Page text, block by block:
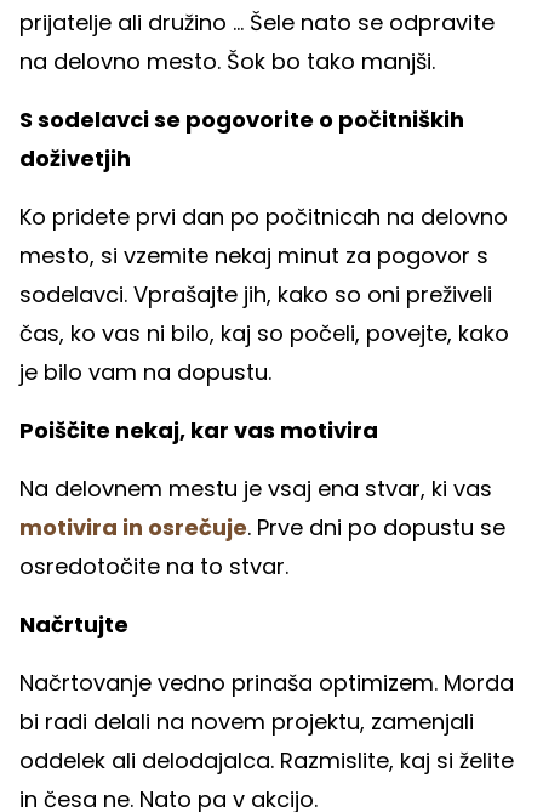
prijatelje ali družino ... Šele nato se odpravite
na delovno mesto. Šok bo tako manjši.
S sodelavci se pogovorite o počitniških
doživetjih
Ko pridete prvi dan po počitnicah na delovno
mesto, si vzemite nekaj minut za pogovor s
sodelavci. Vprašajte jih, kako so oni preživeli
čas, ko vas ni bilo, kaj so počeli, povejte, kako
je bilo vam na dopustu.
Poiščite nekaj, kar vas motivira
Na delovnem mestu je vsaj ena stvar, ki vas
motivira in osrečuje. Prve dni po dopustu se
osredotočite na to stvar.
Načrtujte
Načrtovanje vedno prinaša optimizem. Morda
bi radi delali na novem projektu, zamenjali
oddelek ali delodajalca. Razmislite, kaj si želite
in česa ne. Nato pa v akcijo.